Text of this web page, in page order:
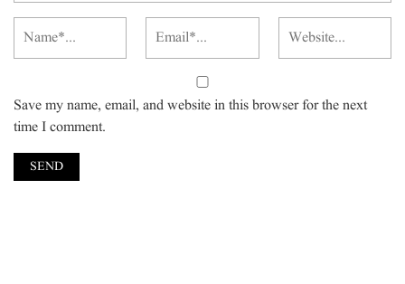
Save my name, email, and website in this browser for the next
time I comment.